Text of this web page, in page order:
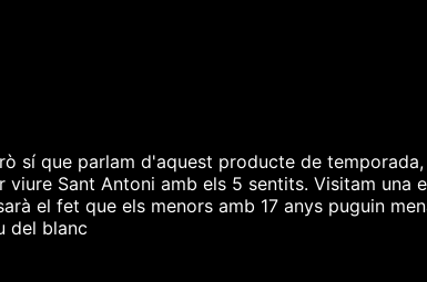
sí que parlam d'aquest producte de
Sant Antoni amb els 5 sentits. Visitam
el fet que els menors amb 17 anys puguin
del blanc